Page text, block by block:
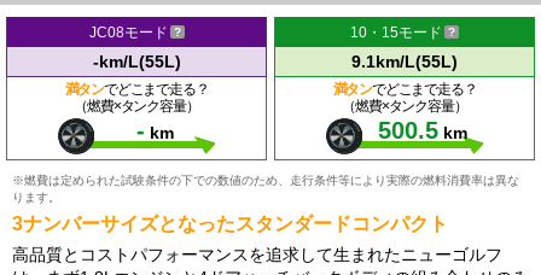
JC08モード
-km/L(55L)
満タンでどこまで走る？
（燃費×タンク容量）
- km
10・15モード
9.1km/L(55L)
満タンでどこまで走る？
（燃費×タンク容量）
500.5 km
※燃費は定められた試験条件の下での数値のため、走行条件等により実際の燃料消費率は異な
ります。
3ナンバーサイズとなったスタンダードコンパクト
高品質とコストパフォーマンスを追求して生まれたニューゴルフ